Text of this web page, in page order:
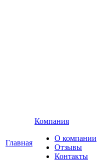
Главная
Компания
О компании
Отзывы
Контакты